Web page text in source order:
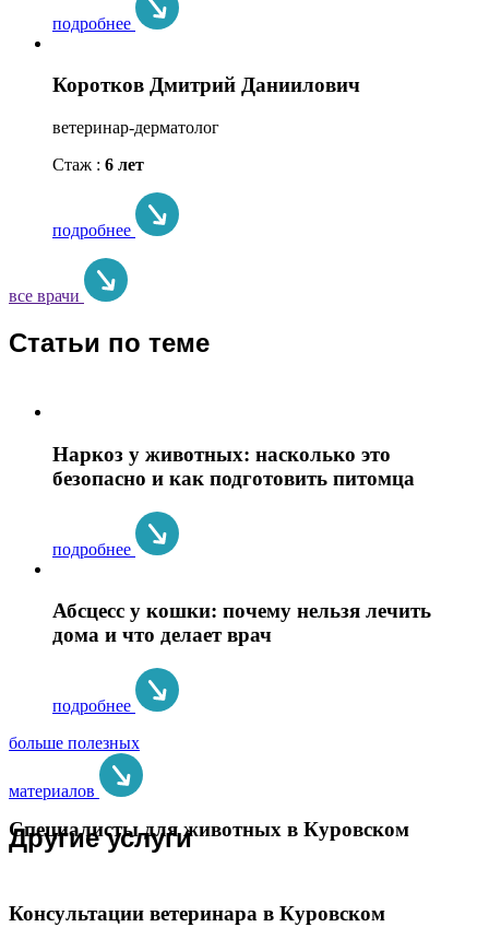
подробнее
Коротков Дмитрий Даниилович
ветеринар-дерматолог
Стаж : 6 лет
подробнее
все врачи
Статьи по теме
Наркоз у животных: насколько это
безопасно и как подготовить питомца
подробнее
Абсцесс у кошки: почему нельзя лечить
дома и что делает врач
подробнее
больше полезных
материалов
Другие услуги
Специалисты для животных в Куровском
Консультации ветеринара в Куровском